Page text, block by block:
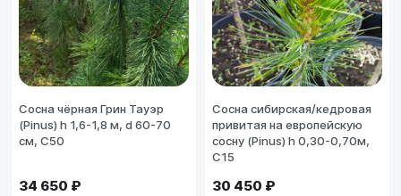
Сосна чёрная Грин Тауэр
(Pinus) h 1,6-1,8 м, d 60-70
см, C50
34 650 ₽
Сосна сибирская/кедровая
привитая на европейскую
сосну (Pinus) h 0,30-0,70м,
С15
30 450 ₽